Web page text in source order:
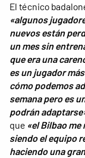
El técnico
«algunos
nuevos están
un mes sin
que era una
es un jugador
cómo podemos
semana pero es
podrán
que «el Bilbao me
siendo el equipo
haciendo una